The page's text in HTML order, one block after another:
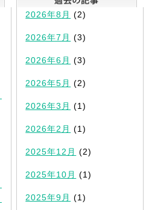
2026年8月 (2)
2026年7月 (3)
2026年6月 (3)
2026年5月 (2)
2026年3月 (1)
2026年2月 (1)
2025年12月 (2)
2025年10月 (1)
2025年9月 (1)